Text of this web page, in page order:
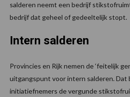
salderen neemt een bedrijf
bedrijf dat geheel of gedeeltelijk stopt.
Intern salderen
Provincies en Rijk nemen de ‘feitelijk
uitgangspunt voor intern salderen.
initiatiefnemers de vergunde